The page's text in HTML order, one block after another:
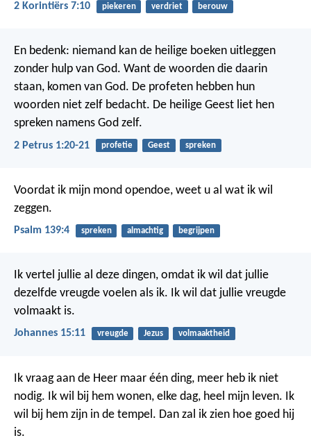
2 Korintiërs 7:10 piekeren verdriet berouw
En bedenk: niemand kan de heilige boeken uitleggen
zonder hulp van God. Want de woorden die daarin
staan, komen van God. De profeten hebben hun
woorden niet zelf bedacht. De heilige Geest liet hen
spreken namens God zelf.
2 Petrus 1:20-21 profetie Geest spreken
Voordat ik mijn mond opendoe, weet u al wat ik wil
zeggen.
Psalm 139:4 spreken almachtig begrijpen
Ik vertel jullie al deze dingen, omdat ik wil dat jullie
dezelfde vreugde voelen als ik. Ik wil dat jullie vreugde
volmaakt is.
Johannes 15:11 vreugde Jezus volmaaktheid
Ik vraag aan de Heer maar één ding, meer heb ik niet
nodig. Ik wil bij hem wonen, elke dag, heel mijn leven. Ik
wil bij hem zijn in de tempel. Dan zal ik zien hoe goed hij
is.